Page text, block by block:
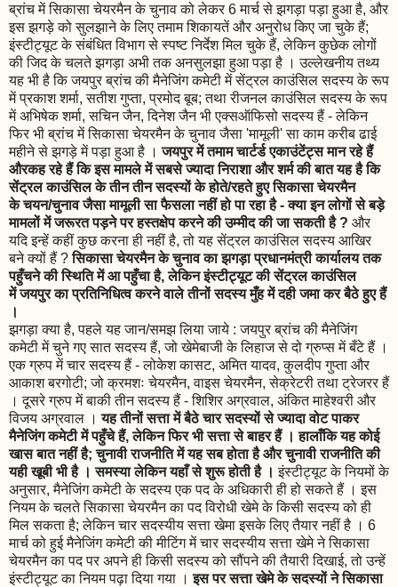
ब्रांच में सिकासा चेयरमैन के चुनाव को लेकर 6 मार्च से झगड़ा पड़ा हुआ है, और
इस झगड़े को सुलझाने के लिए तमाम शिकायतें और अनुरोध किए जा चुके हैं;
इंस्टीट्यूट के संबंधित विभाग से स्पष्ट निर्देश मिल चुके हैं, लेकिन कुछेक लोगों
की जिद के चलते झगड़ा अभी तक अनसुलझा हुआ पड़ा है । उल्लेखनीय तथ्य
यह भी है कि जयपुर ब्रांच की मैनेजिंग कमेटी में सेंट्रल काउंसिल सदस्य के रूप
में प्रकाश शर्मा, सतीश गुप्ता, प्रमोद बूब; तथा रीजनल काउंसिल सदस्य के रूप
में अभिषेक शर्मा, सचिन जैन, दिनेश जैन भी एक्सऑफिसो सदस्य हैं - लेकिन
फिर भी ब्रांच में सिकासा चेयरमैन के चुनाव जैसा 'मामूली' सा काम करीब ढाई
महीने से झगड़े में पड़ा हुआ है ।जयपुर में तमाम चार्टर्ड एकाउंटेंट्स मान रहे हैं
औरकह रहे हैं कि इस मामले में सबसे ज्यादा निराशा और शर्म की बात यह है कि
सेंट्रल काउंसिल के तीन तीन सदस्यों के होते/रहते हुए सिकासा चेयरमैन
के चयन/चुनाव जैसा मामूली सा फैसला नहीं हो पा रहा है - क्या इन लोगों से बड़े
मामलों में जरूरत पड़ने पर हस्तक्षेप करने की उम्मीद की जा सकती है ? और
यदि इन्हें कहीं कुछ करना ही नहीं है, तो यह सेंट्रल काउंसिल सदस्य आखिर
बने क्यों हैं ?सिकासा चेयरमैन के चुनाव का झगड़ा प्रधानमंत्री कार्यालय तक
पहुँचने की स्थिति में आ पहुँचा है, लेकिन इंस्टीट्यूट की सेंट्रल काउंसिल
में जयपुर का प्रतिनिधित्व करने वाले तीनों सदस्य मुँह में दही जमा कर बैठे हुए हैं
।
झगड़ा क्या है, पहले यह जान/समझ लिया जाये : जयपुर ब्रांच की मैनेजिंग
कमेटी में चुने गए सात सदस्य हैं, जो खेमेबाजी के लिहाज से दो ग्रुप्स में बँटे हैं ।
एक ग्रुप में चार सदस्य हैं - लोकेश कासट, अमित यादव, कुलदीप गुप्ता और
आकाश बरगोटी; जो क्रमशः चेयरमैन, वाइस चेयरमैन, सेक्रेटरी तथा ट्रेजरर हैं
। दूसरे ग्रुप में बाकी तीन सदस्य हैं - शिशिर अग्रवाल, अंकित माहेश्वरी और
विजय अग्रवाल ।यह तीनों सत्ता में बैठे चार सदस्यों से ज्यादा वोट पाकर
मैनेजिंग कमेटी में पहुँचे हैं, लेकिन फिर भी सत्ता से बाहर हैं । हालाँकि यह कोई
खास बात नहीं है; चुनावी राजनीति में यह सब होता है और चुनावी राजनीति की
यही खूबी भी है । समस्या लेकिन यहाँ से शुरू होती है । इंस्टीट्यूट के नियमों के
अनुसार, मैनेजिंग कमेटी के सदस्य एक पद के अधिकारी ही हो सकते हैं । इस
नियम के चलते सिकासा चेयरमैन का पद विरोधी खेमे के किसी सदस्य को ही
मिल सकता है; लेकिन चार सदस्यीय सत्ता खेमा इसके लिए तैयार नहीं है । 6
मार्च को हुई मैनेजिंग कमेटी की मीटिंग में चार सदस्यीय सत्ता खेमे ने सिकासा
चेयरमैन का पद पर अपने ही किसी सदस्य को सौंपने की तैयारी दिखाई, तो उन्हें
इंस्टीट्यूट का नियम पढ़ा दिया गया ।इस पर सत्ता खेमे के सदस्यों ने सिकासा